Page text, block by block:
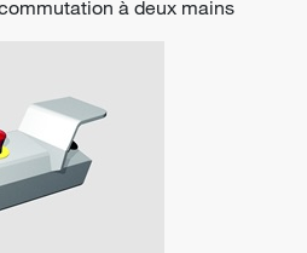
à deux mains